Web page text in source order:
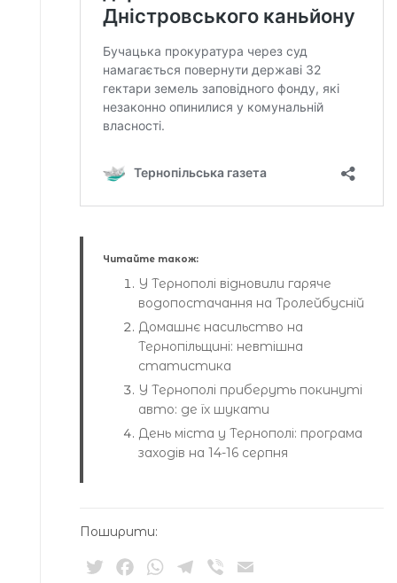
Читайте також:
У Тернополі відновили гаряче
водопостачання на Тролейбусній
Домашнє насильство на
Тернопільщині: невтішна
статистика
У Тернополі приберуть покинуті
авто: де їх шукати
День міста у Тернополі: програма
заходів на 14-16 серпня
Поширити:
TwitterFacebookWhatsApp
Telegram
Viber